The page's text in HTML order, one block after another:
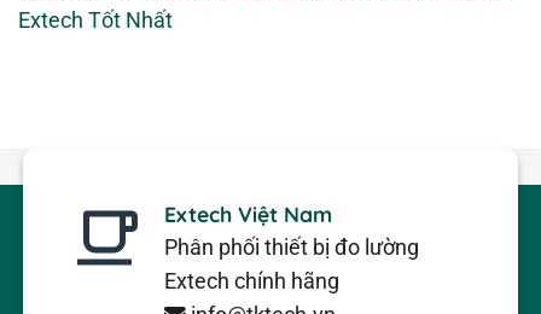
Extech Tốt Nhất
Extech Việt Nam
Phân phối thiết bị đo lường
Extech chính hãng